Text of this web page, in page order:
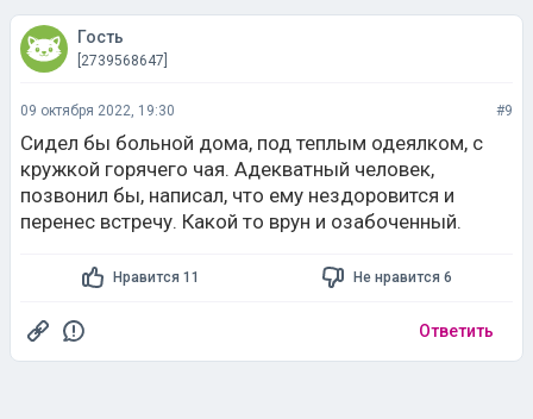
Гость
[2739568647]
09 октября 2022, 19:30 #9
Сидел бы больной дома, под теплым одеялком, с
кружкой горячего чая. Адекватный человек,
позвонил бы, написал, что ему нездоровится и
перенес встречу. Какой то врун и озабоченный.
Нравится 11 Не нравится 6
Ответить